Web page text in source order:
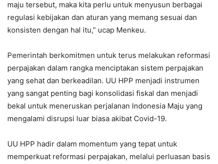
maju tersebut, maka kita perlu untuk menyusun berbagai
regulasi kebijakan dan aturan yang memang sesuai dan
konsisten dengan hal itu,” ucap Menkeu.
Pemerintah berkomitmen untuk terus melakukan reformasi
perpajakan dalam rangka menciptakan sistem perpajakan
yang sehat dan berkeadilan. UU HPP menjadi instrumen
yang sangat penting bagi konsolidasi fiskal dan menjadi
bekal untuk meneruskan perjalanan Indonesia Maju yang
mengalami disrupsi luar biasa akibat Covid-19.
UU HPP hadir dalam momentum yang tepat untuk
memperkuat reformasi perpajakan, melalui perluasan basis